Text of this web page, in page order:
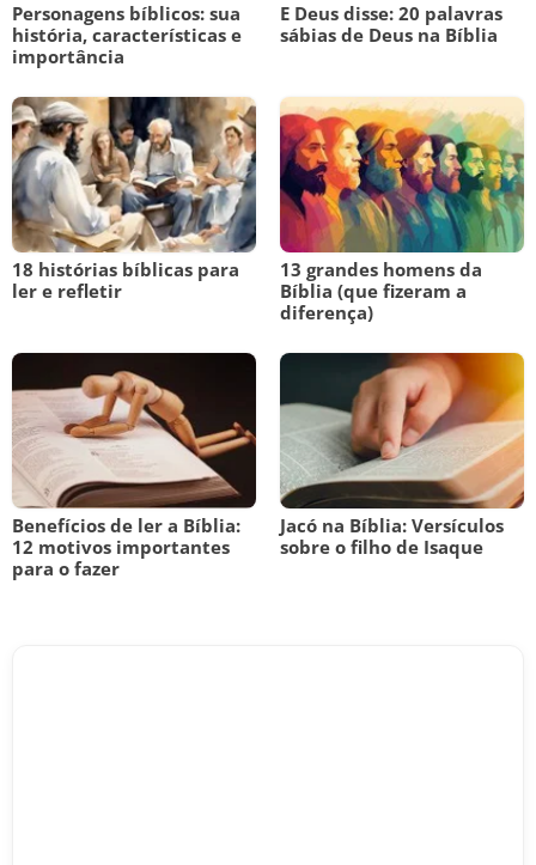
Personagens bíblicos: sua
história, características e
importância
E Deus disse: 20 palavras
sábias de Deus na Bíblia
18 histórias bíblicas para
ler e refletir
13 grandes homens da
Bíblia (que fizeram a
diferença)
Benefícios de ler a Bíblia:
12 motivos importantes
para o fazer
Jacó na Bíblia: Versículos
sobre o filho de Isaque